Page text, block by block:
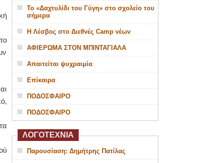
Το «Δαχτυλίδι του Γύγη» στο σχολείο του
σήμερα
Η Λέσβος στο Διεθνές Camp νέων
ΑΦΙΕΡΩΜΑ ΣΤΟΝ ΜΠΙΝΤΑΓΙΑΛΑ
Απαιτείται ψυχραιμία
Επίκαιρα
ΠΟΔΟΣΦΑΙΡΟ
ΠΟΔΟΣΦΑΙΡΟ
ΛΟΓΟΤΕΧΝΙΑ
Παρουσίαση: Δημήτρης Πατίλας